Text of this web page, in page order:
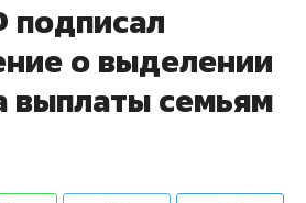
о выделении
выплаты семьям